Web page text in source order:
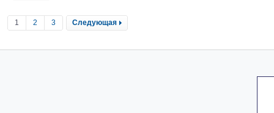
1 2 3 Следующая